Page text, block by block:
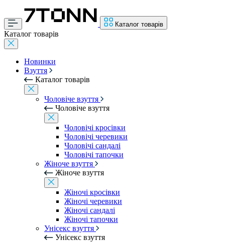
Каталог товарів
Каталог товарів
Новинки
Взуття
Каталог товарів
Чоловіче взуття
Чоловіче взуття
Чоловічі кросівки
Чоловічі черевики
Чоловічі сандалі
Чоловічі тапочки
Жіноче взуття
Жіноче взуття
Жіночі кросівки
Жіночі черевики
Жіночі сандалі
Жіночі тапочки
Унісекс взуття
Унісекс взуття